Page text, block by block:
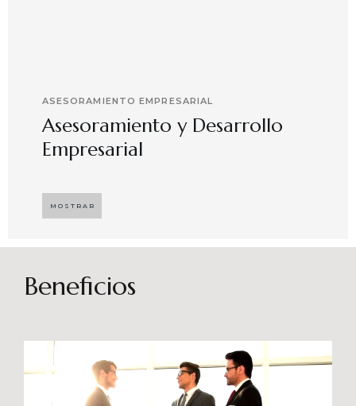
ASESORAMIENTO EMPRESARIAL
Asesoramiento y Desarrollo
Empresarial
desarrollar el compromiso y motivación en el
capital humano en ambientes de trabajo más
sostenibles en el tiempo. Brindando soporte
especializado en proyectos integrales que
potencien su crecimiento en los niveles
esperados combinando una serie de buenas
prácticas y diversas metodologías.
MOSTRAR
Beneficios